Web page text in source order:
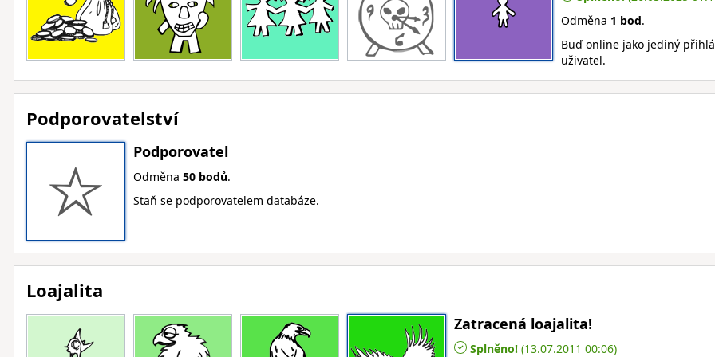
Odměna 1 bod.
Buď online jako jediný
uživatel.
Podporovatelství
Podporovatel
Odměna 50 bodů.
Staň se podporovatelem databáze.
Loajalita
Zatracená loajalita!
Splněno! (13.07.2011 00:06)